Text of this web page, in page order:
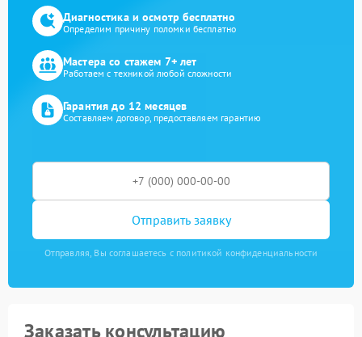
Диагностика и осмотр бесплатно
Определим причину поломки бесплатно
Мастера со стажем 7+ лет
Работаем с техникой любой сложности
Гарантия до 12 месяцев
Составляем договор, предоставляем гарантию
Отправить заявку
Отправляя, Вы соглашаетесь с политикой конфиденциальности
Заказать консультацию